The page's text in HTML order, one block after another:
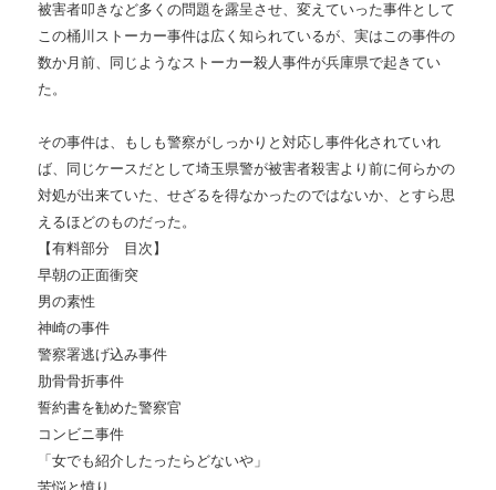
被害者叩きなど多くの問題を露呈させ、変えていった事件として
この桶川ストーカー事件は広く知られているが、実はこの事件の
数か月前、同じようなストーカー殺人事件が兵庫県で起きてい
た。
その事件は、もしも警察がしっかりと対応し事件化されていれ
ば、同じケースだとして埼玉県警が被害者殺害より前に何らかの
対処が出来ていた、せざるを得なかったのではないか、とすら思
えるほどのものだった。
【有料部分 目次】
早朝の正面衝突
男の素性
神崎の事件
警察署逃げ込み事件
肋骨骨折事件
誓約書を勧めた警察官
コンビニ事件
「女でも紹介したったらどないや」